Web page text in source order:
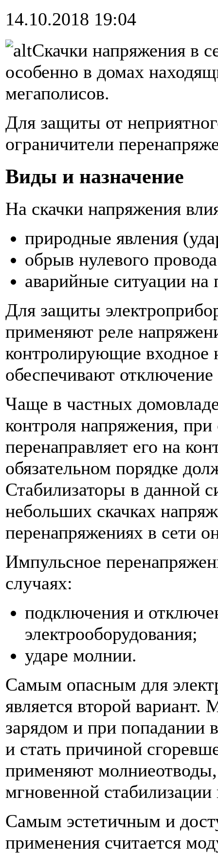
14.10.2018 19:04
Скачки напряжения в
особенно в домах
мегаполисов.
Для защиты от
ограничители
Виды и назначение
На скачки напряжения
природные явления
обрыв нулевого
аварийные ситуации на
Для защиты
применяют реле
контролирующие входное
обеспечивают
Чаще в частных
контроля напряжения,
перенаправляет его на
обязательном порядке
Стабилизаторы в данной
небольших скачках
перенапряжениях в сети
Импульсное
случаях:
подключения и
электрооборудования;
ударе молнии.
Самым опасным для
является второй
зарядом и при попадании
и стать причиной
применяют молниеотводы,
мгновенной
Самым эстетичным и
применения считается